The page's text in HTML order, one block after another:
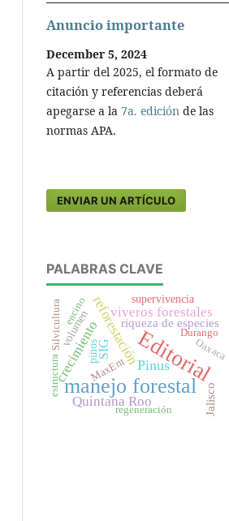
Anuncio importante
December 5, 2024
A partir del 2025, el formato de
citación y referencias deberá
apegarse a la 7a. edición de las
normas APA.
ENVIAR UN ARTÍCULO
PALABRAS CLAVE
Editorial
manejo forestal
Pinus
reforestación
viveros forestales
crecimiento
Quintana Roo
SIG
riqueza de especies
Jalisco
volumen
supervivencia
pinos
MaxEnt
estructura
Durango
Silvicultura
regeneración
Oaxaca
encino